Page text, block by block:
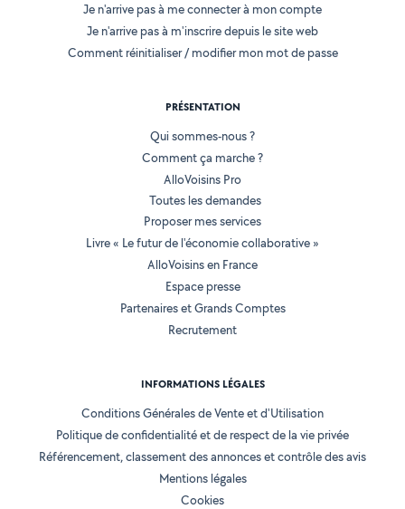
Je n'arrive pas à me connecter à mon compte
Je n'arrive pas à m'inscrire depuis le site web
Comment réinitialiser / modifier mon mot de passe
PRÉSENTATION
Qui sommes-nous ?
Comment ça marche ?
AlloVoisins Pro
Toutes les demandes
Proposer mes services
Livre « Le futur de l'économie collaborative »
AlloVoisins en France
Espace presse
Partenaires et Grands Comptes
Recrutement
INFORMATIONS LÉGALES
Conditions Générales de Vente et d'Utilisation
Politique de confidentialité et de respect de la vie privée
Référencement, classement des annonces et contrôle des avis
Mentions légales
Cookies